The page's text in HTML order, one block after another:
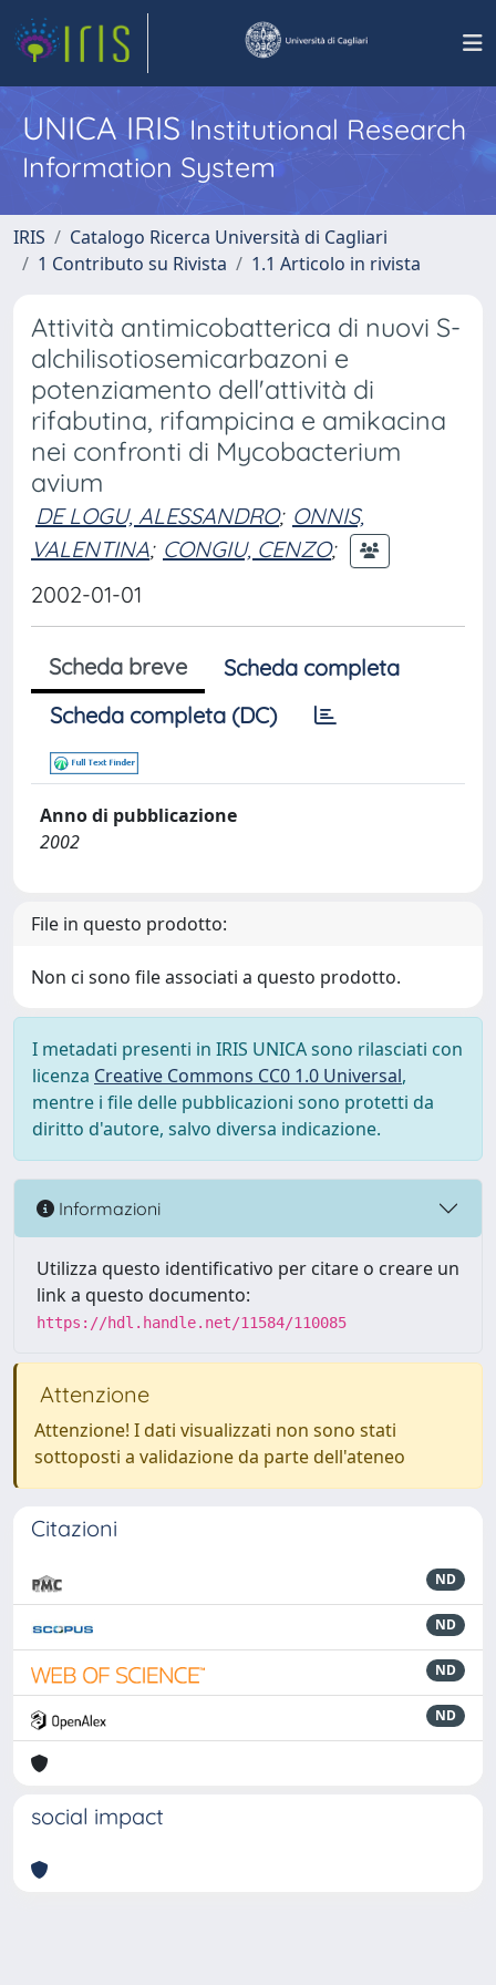
UNICA IRISInstitutional Research
Information System
IRIS
Catalogo Ricerca Università di Cagliari
1 Contributo su Rivista
1.1 Articolo in rivista
Attività antimicobatterica di nuovi S-
alchilisotiosemicarbazoni e
potenziamento dell'attività di
rifabutina, rifampicina e amikacina
nei confronti di Mycobacterium
avium
DE LOGU, ALESSANDRO; ONNIS,
VALENTINA; CONGIU, CENZO;
2002-01-01
Scheda breve
Scheda completa
Scheda completa (DC)
Anno di pubblicazione
2002
File in questo prodotto:
Non ci sono file associati a questo prodotto.
I metadati presenti in IRIS UNICA sono rilasciati con
licenza Creative Commons CC0 1.0 Universal,
mentre i file delle pubblicazioni sono protetti da
diritto d'autore, salvo diversa indicazione.
Informazioni
Utilizza questo identificativo per citare o creare un
link a questo documento:
https://hdl.handle.net/11584/110085
Attenzione
Attenzione! I dati visualizzati non sono stati
sottoposti a validazione da parte dell'ateneo
Citazioni
ND
ND
ND
ND
social impact